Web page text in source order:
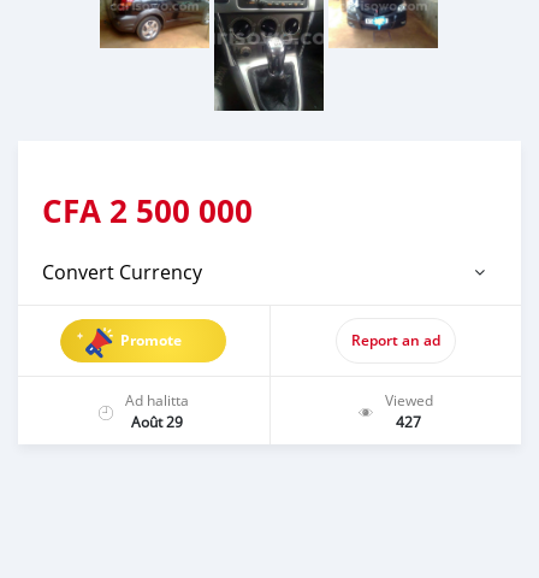
CFA 2 500 000
Convert Currency
Promote Report an ad
Ad halitta
Août 29
Viewed
427